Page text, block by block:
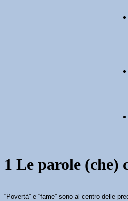
1 Le parole (che)
“Povertà” e “fame” sono al centro delle